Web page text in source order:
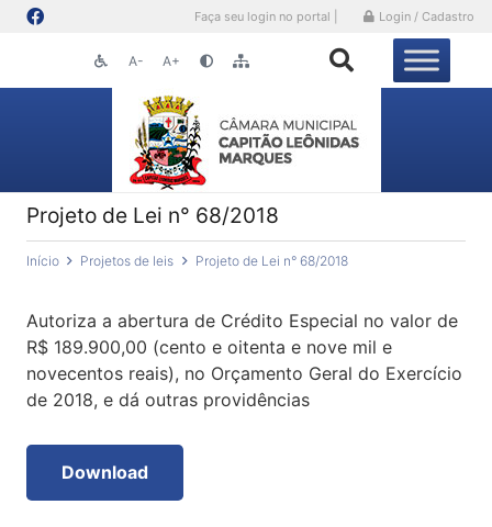
Faça seu login no portal | Login / Cadastro
A- A+
Projeto de Lei n° 68/2018
Início Projetos de leis Projeto de Lei n° 68/2018
Autoriza a abertura de Crédito Especial no valor de
R$ 189.900,00 (cento e oitenta e nove mil e
novecentos reais), no Orçamento Geral do Exercício
de 2018, e dá outras providências
Download